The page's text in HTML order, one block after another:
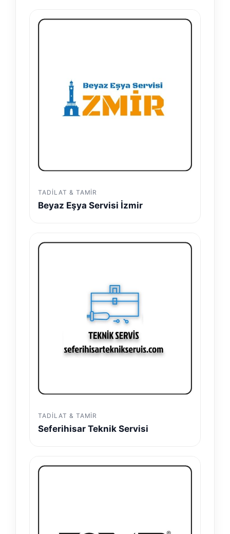
TADILAT & TAMIR
Beyaz Eşya Servisi İzmir
TADILAT & TAMIR
Seferihisar Teknik Servisi